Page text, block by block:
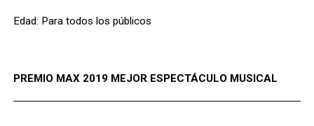
Edad: Para todos los públicos
PREMIO MAX 2019 MEJOR ESPECTÁCULO MUSICAL